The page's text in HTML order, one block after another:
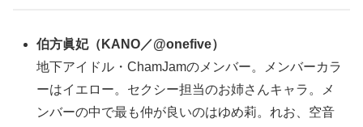
伯方眞妃（ KANO／@onefive）
地下アイドル・ChamJamのメンバー。メンバーカラ
ーはイエロー。セクシー担当のお姉さんキャラ。メ
ンバーの中で最も仲が良いのはゆめ莉。れお、空音